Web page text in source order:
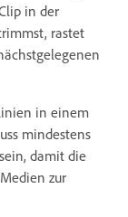
in der
rastet
in einem
mindestens
damit die
zur